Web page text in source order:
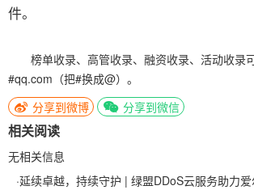
件。
榜单收录、高管收录、融资收录、活动收录
#qq.com（把#换成@）。
分享到微博
分享到微信
相关阅读
无相关信息
·延续卓越，持续守护 | 绿盟DDoS云服务助力